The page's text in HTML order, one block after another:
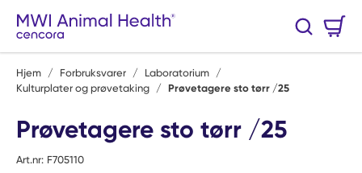
Hopp til hovedinnhold
Søk
Hjem / Forbruksvarer / Laboratorium /
Kulturplater og prøvetaking / Prøvetagere sto tørr /25
Prøvetagere sto tørr /25
Art.nr: F705110